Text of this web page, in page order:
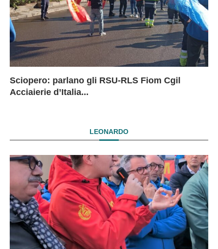
Sciopero: parlano gli RSU-RLS Fiom Cgil
Acciaierie d’Italia...
LEONARDO